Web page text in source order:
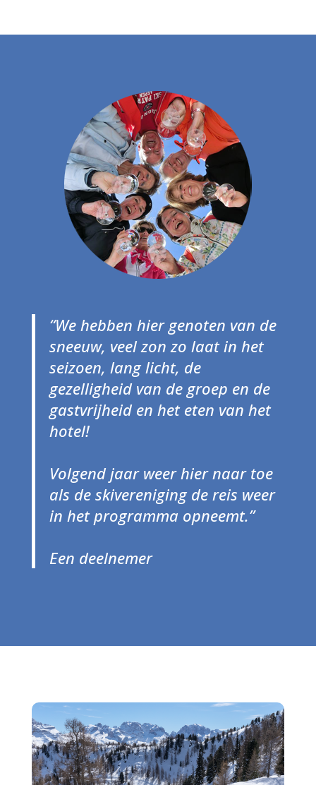
“We hebben hier genoten van de
sneeuw, veel zon zo laat in het
seizoen, lang licht, de
gezelligheid van de groep en de
gastvrijheid en het eten van het
hotel!
Volgend jaar weer hier naar toe
als de skivereniging de reis weer
in het programma opneemt.”
Een deelnemer